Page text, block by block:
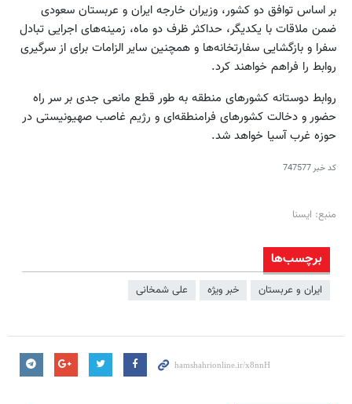
بر اساس توافق دو کشور، وزیران خارجه ایران و عربستان سعودی
ضمن ملاقات با یکدیگر، حداکثر ظرف دو ماه، زمینه‌های اجرایی تبادل
سفرا و بازگشایی سفارتخانه‌ها و همچنین سایر الزامات برای از سرگیری
روابط را فراهم خواهند کرد.
روابط دوستانه کشورهای منطقه به طور قطع مانعی جدی بر سر راه
حضور و دخالت کشورهای فرامنطقه‌ای و رژیم غاصب صهیونیستی در
حوزه غرب آسیا خواهد شد.
کد خبر747577
منبع: ایسنا
برچسب‌ها
ایران و عربستان خبر ویژه علی شمخانی